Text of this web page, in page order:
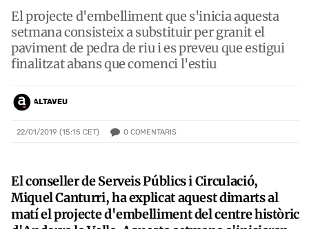
El projecte d'embelliment que s'inicia aquesta
setmana consisteix a substituir per granit el
paviment de pedra de riu i es preveu que estigui
finalitzat abans que comenci l'estiu
ALTAVEU
22/01/2019 (15:15 CET) 0 COMENTARIS
El conseller de Serveis Públics i Circulació,
Miquel Canturri, ha explicat aquest dimarts al
matí el projecte d'embelliment del centre històric